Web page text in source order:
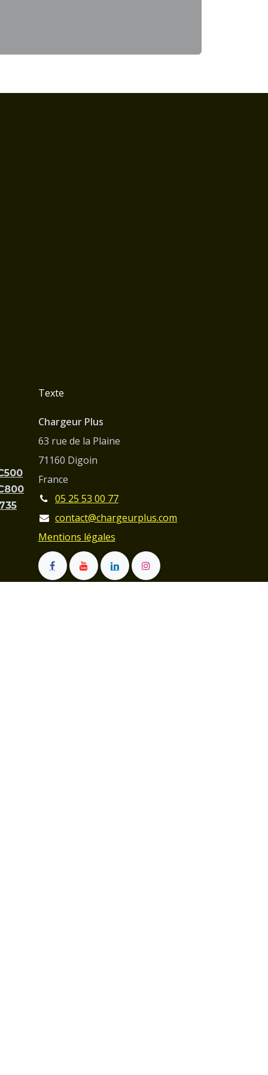
Texte
Chargeur Plus
63 rue de la Plaine
71160 Digoin
France
05 25 53 00 77
contact@chargeurplus.com
Mentions légales